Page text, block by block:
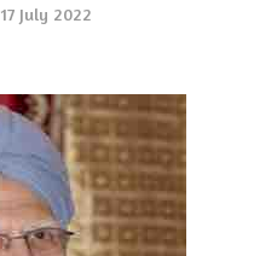
17 July 2022